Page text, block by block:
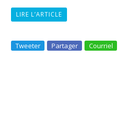
LIRE L’ARTICLE
Tweeter Partager Courriel